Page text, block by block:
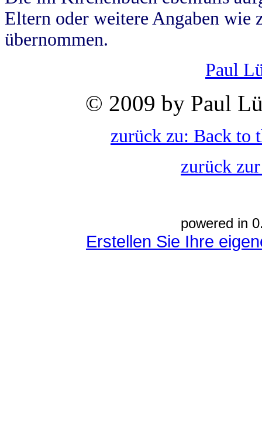
Eltern oder weitere Angaben wie
übernommen.
Paul
© 2009 by Paul
zurück zu: Back to
zurück
powered in
Erstellen Sie Ihre